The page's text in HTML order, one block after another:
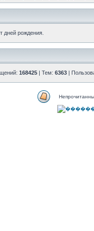
дней рождения.
168425 | Тем: 6363 |